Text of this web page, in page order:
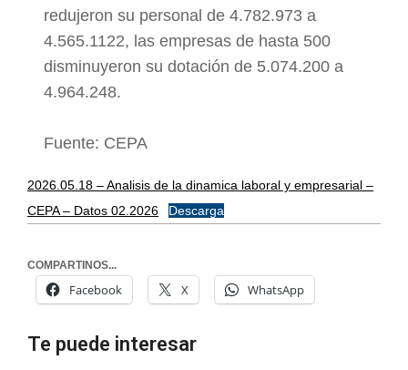
redujeron su personal de 4.782.973 a
4.565.1122, las empresas de hasta 500
disminuyeron su dotación de 5.074.200 a
4.964.248.
Fuente: CEPA
2026.05.18 – Analisis de la dinamica laboral y empresarial –
CEPA – Datos 02.2026
Descarga
COMPARTINOS...
Facebook X WhatsApp
Te puede interesar